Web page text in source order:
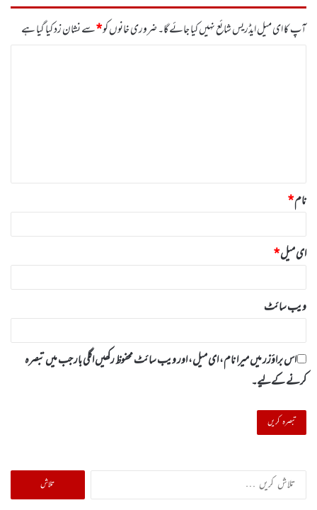
آپ کا ای میل ایڈریس شائع نہیں کیا جائے گا۔ضروری خانوں کو*سے نشان زد کیا گیا ہے
نام*
ای میل*
ویب‌ سائٹ
اس براؤزر میں میرا نام، ای میل، اور ویب سائٹ محفوظ رکھیں اگلی بار جب میں تبصرہ
کرنے کےلیے۔
تلاش
کریں